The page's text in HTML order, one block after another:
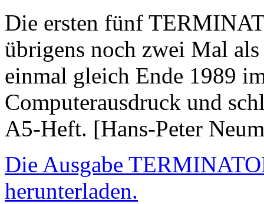
Die ersten fünf
übrigens noch zwei Mal
einmal gleich Ende 1989
Computerausdruck und
A5-Heft. [Hans-Peter
Die Ausgabe
herunterladen.